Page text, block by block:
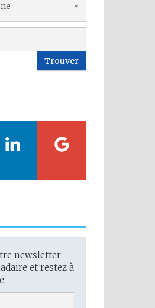
Trouver
newsletter
et restez à